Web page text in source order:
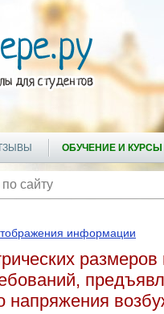
ОБУЧЕНИЕ И КУРСЫ
информации
напряжения